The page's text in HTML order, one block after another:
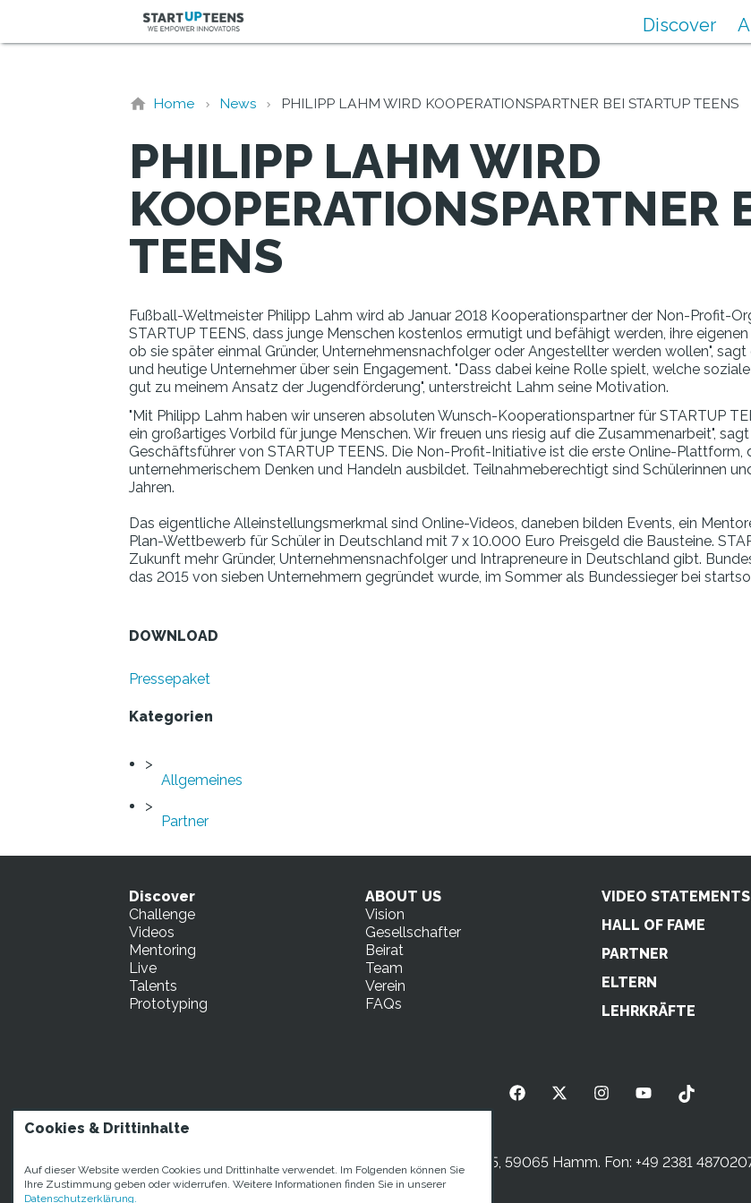
Discover
Home News PHILIPP LAHM WIRD KOOPERATIONSPARTNER BEI STARTUP TEENS
PHILIPP LAHM WIRD
KOOPERATIONSPARTNER
TEENS
Fußball-Weltmeister Philipp Lahm wird ab Januar 2018 Kooperationspartner der Non-Profit-
STARTUP TEENS, dass junge Menschen kostenlos ermutigt und befähigt werden, ihre
ob sie später einmal Gründer, Unternehmensnachfolger oder Angestellter werden wollen",
und heutige Unternehmer über sein Engagement. "Dass dabei keine Rolle spielt, welche
gut zu meinem Ansatz der Jugendförderung", unterstreicht Lahm seine Motivation.
"Mit Philipp Lahm haben wir unseren absoluten Wunsch-Kooperationspartner für STARTUP
ein großartiges Vorbild für junge Menschen. Wir freuen uns riesig auf die Zusammenarbeit",
Geschäftsführer von STARTUP TEENS. Die Non-Profit-Initiative ist die erste Online-Plattform,
unternehmerischem Denken und Handeln ausbildet. Teilnahmeberechtigt sind Schülerinnen
Jahren.
Das eigentliche Alleinstellungsmerkmal sind Online-Videos, daneben bilden Events, ein
Plan-Wettbewerb für Schüler in Deutschland mit 7 x 10.000 Euro Preisgeld die Bausteine.
Zukunft mehr Gründer, Unternehmensnachfolger und Intrapreneure in Deutschland gibt.
das 2015 von sieben Unternehmern gegründet wurde, im Sommer als Bundessieger bei
DOWNLOAD
Pressepaket
Kategorien
Allgemeines
Partner
Discover
Challenge
Videos
Mentoring
Live
Talents
Prototyping
ABOUT US
Vision
Gesellschafter
Beirat
Team
Verein
FAQs
VIDEO STATEMENTS
HALL OF FAME
PARTNER
ELTERN
LEHRKRÄFTE
STARTUP TEENS Münsterstraße 5, 59065 Hamm. Fon: +49 2381
Cookies & Drittinhalte
Auf dieser Website werden Cookies und Drittinhalte verwendet. Im Folgenden können Sie
Ihre Zustimmung geben oder widerrufen. Weitere Informationen finden Sie in unserer
Datenschutzerklärung.